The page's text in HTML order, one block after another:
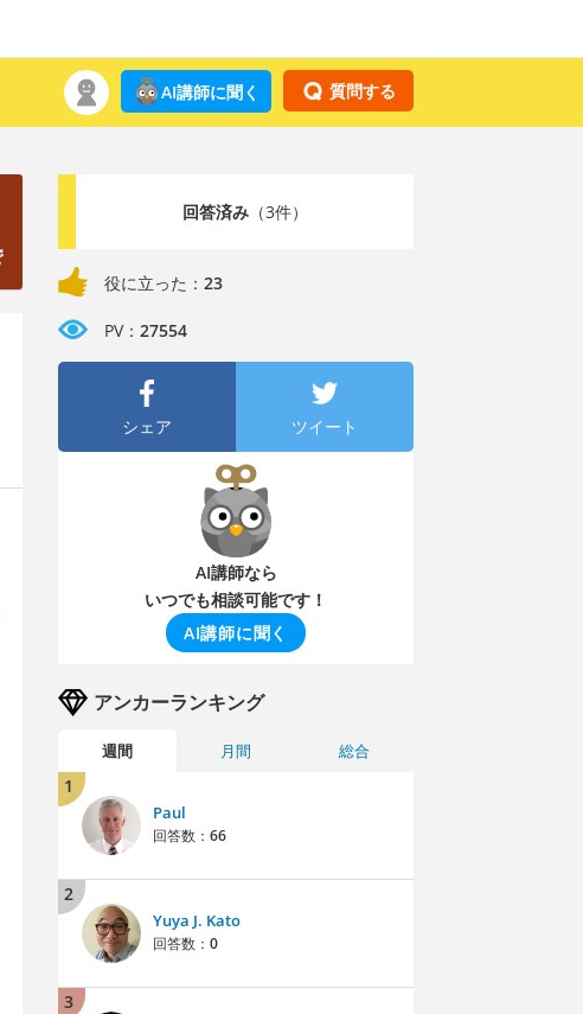
質問する
AI講師に聞く
回答済み（3件）
役に立った： 23
PV： 27554
シェア ツイート
AI講師なら
いつでも相談可能です！
AI講師に聞く
アンカーランキング
週間 月間 総合
1
Paul
回答数： 66
2
Yuya J. Kato
回答数： 0
3